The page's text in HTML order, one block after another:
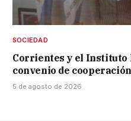
SOCIEDAD
Corrientes y el
convenio de cooperación
5 de agosto de 2026